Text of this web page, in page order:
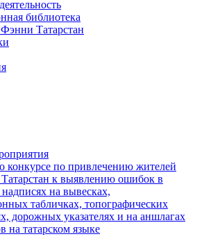
библиотека
Татарстан
конкурсе по привлечению жителей
к выявлению ошибок в
на вывесках,
табличках, топографических
дорожных указателях и на аншлагах
на татарском языке